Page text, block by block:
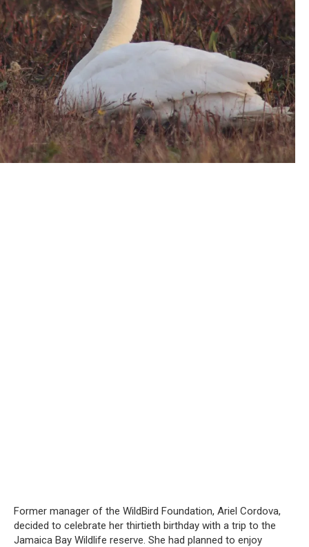
Former manager of the WildBird Foundation, Ariel Cordova,
decided to celebrate her thirtieth birthday with a trip to the
Jamaica Bay Wildlife reserve. She had planned to enjoy